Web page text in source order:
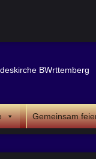
Gemeinsam